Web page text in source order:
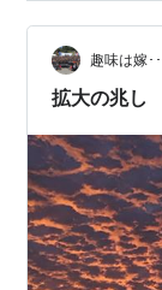
趣味は嫁
拡大の兆